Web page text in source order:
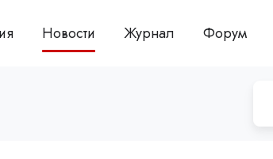
Новости Журнал Форум